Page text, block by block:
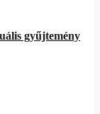
gyűjtemény